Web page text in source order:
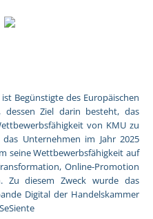
ist Begünstigte des Europäischen
dessen Ziel darin besteht, das
von KMU zu
Unternehmen im Jahr 2025
seine Wettbewerbsfähigkeit auf
Online-Promotion
Zu diesem Zweck wurde das
Digital der Handelskammer